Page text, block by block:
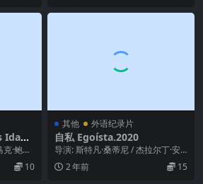
Idaho
·鲍力
10
其他 外语纪录片
自私 Egoísta.2020
导演: 斯特凡·桑蒂尼 / 杰拉尔丁·安
德烈 / 劳伦斯·霍尼格 / 皮埃尔-伊...
2 年前 15